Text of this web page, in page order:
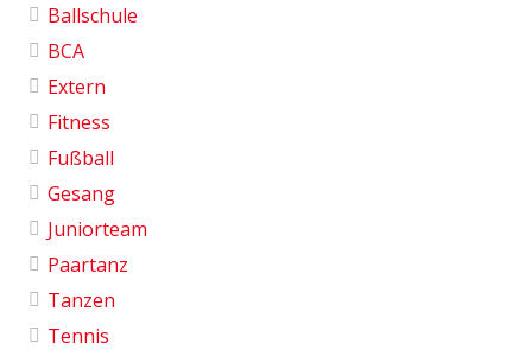
Ballschule
BCA
Extern
Fitness
Fußball
Gesang
Juniorteam
Paartanz
Tanzen
Tennis